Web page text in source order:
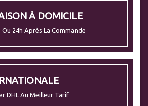
À DOMICILE
Ou 24h Après La Commande
DHL Au Meilleur Tarif